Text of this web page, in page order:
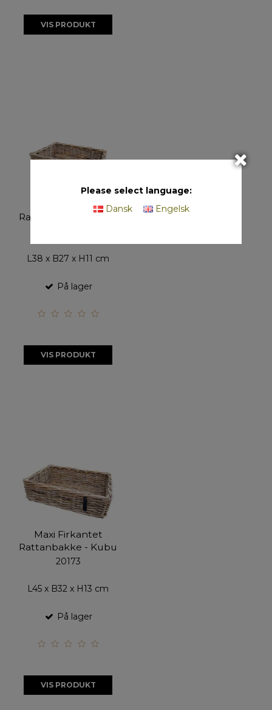
VIS PRODUKT
Midi Firkantet
Rattanbakke - Kubu
L38 x B27 x H11 cm
På lager
VIS PRODUKT
Maxi Firkantet
Rattanbakke - Kubu
20173
L45 x B32 x H13 cm
På lager
VIS PRODUKT
Please select language:
Dansk
Engelsk